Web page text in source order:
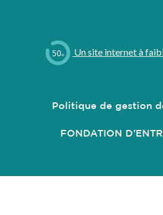
50% Un site internet à
Politique de gestion
FONDATION